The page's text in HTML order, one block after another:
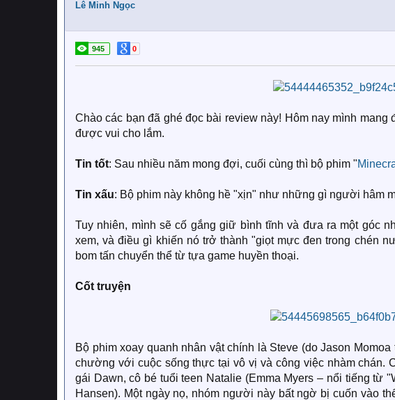
Lê Minh Ngọc
945 0
Chào các bạn đã ghé đọc bài review này! Hôm nay mình mang
được vui cho lắm.
Tin tốt: Sau nhiều năm mong đợi, cuối cùng thì bộ phim "
Tin xấu: Bộ phim này không hề "xịn" như những gì người hâm
Tuy nhiên, mình sẽ cố gắng giữ bình tĩnh và đưa ra một góc
xem, và điều gì khiến nó trở thành "giọt mực đen trong chén
bom tấn chuyển thể từ tựa game huyền thoại.
Cốt truyện
Bộ phim xoay quanh nhân vật chính là Steve (do Jason
chường với cuộc sống thực tại vô vị và công việc nhàm chán.
gái Dawn, cô bé tuổi teen Natalie (Emma Myers – nổi tiếng từ
Hansen). Một ngày nọ, nhóm người này bất ngờ bị cuốn vào